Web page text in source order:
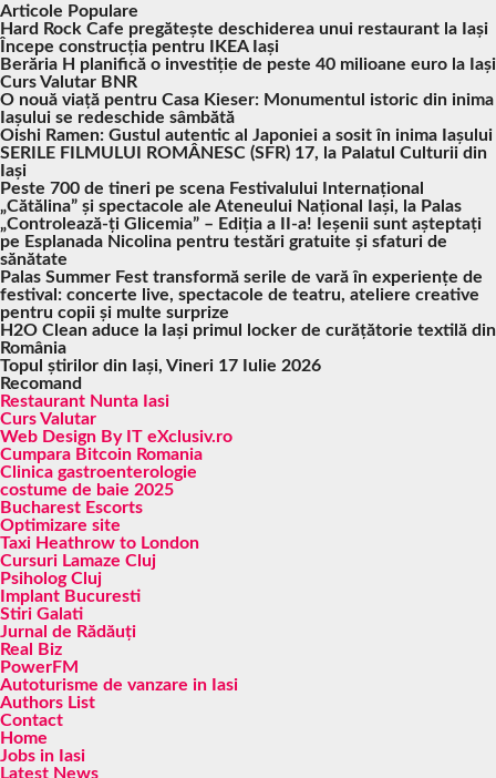
Articole Populare
Hard Rock Cafe pregătește deschiderea unui restaurant la Iași
Începe construcția pentru IKEA Iași
Berăria H planifică o investiție de peste 40 milioane euro la Iași
Curs Valutar BNR
O nouă viață pentru Casa Kieser: Monumentul istoric din inima
Iașului se redeschide sâmbătă
Oishi Ramen: Gustul autentic al Japoniei a sosit în inima Iașului
SERILE FILMULUI ROMÂNESC (SFR) 17, la Palatul Culturii din
Iași
Peste 700 de tineri pe scena Festivalului Internațional
„Cătălina” și spectacole ale Ateneului Național Iași, la Palas
„Controlează-ți Glicemia” – Ediția a II-a! Ieșenii sunt așteptați
pe Esplanada Nicolina pentru testări gratuite și sfaturi de
sănătate
Palas Summer Fest transformă serile de vară în experiențe de
festival: concerte live, spectacole de teatru, ateliere creative
pentru copii și multe surprize
H2O Clean aduce la Iași primul locker de curățătorie textilă din
România
Topul știrilor din Iași, Vineri 17 Iulie 2026
Recomand
Restaurant Nunta Iasi
Curs Valutar
Web Design By IT eXclusiv.ro
Cumpara Bitcoin Romania
Clinica gastroenterologie
costume de baie 2025
Bucharest Escorts
Optimizare site
Taxi Heathrow to London
Cursuri Lamaze Cluj
Psiholog Cluj
Implant Bucuresti
Stiri Galati
Jurnal de Rădăuți
Real Biz
PowerFM
Autoturisme de vanzare in Iasi
Authors List
Contact
Home
Jobs in Iasi
Latest News